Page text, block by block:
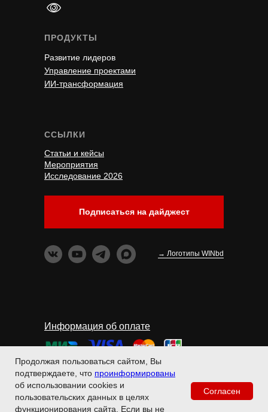
Продолжая пользоваться сайтом, Вы
подтверждаете, что проинформированы
об использовании cookies и
пользовательских данных в целях
функционирования сайта. Если вы не
Согласен
ПРОДУКТЫ
Развитие лидеров
Управление проектами
ИИ-трансформация
→ Логотипы WINbd
ССЫЛКИ
Статьи и кейсы
Мероприятия
Исследование 2026
Подписаться на дайджест
Поиск
Политика обработки
персональных данных
Информация об оплате